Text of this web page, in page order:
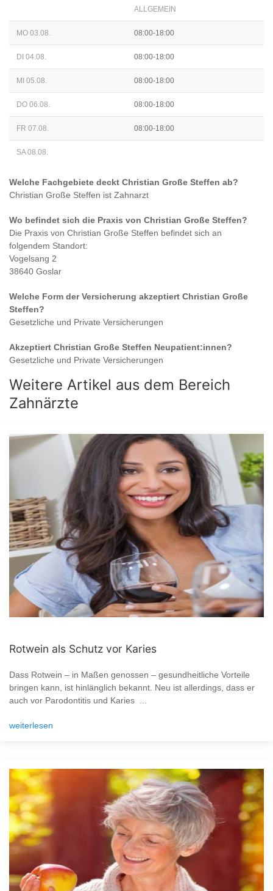
ALLGEMEIN
MO 03.08. 08:00-18:00
DI 04.08. 08:00-18:00
MI 05.08. 08:00-18:00
DO 06.08. 08:00-18:00
FR 07.08. 08:00-18:00
SA 08.08.
Welche Fachgebiete deckt Christian Große Steffen ab?
Christian Große Steffen ist Zahnarzt
Wo befindet sich die Praxis von Christian Große Steffen?
Die Praxis von Christian Große Steffen befindet sich an
folgendem Standort:
Vogelsang 2
38640 Goslar
Welche Form der Versicherung akzeptiert Christian Große
Steffen?
Gesetzliche und Private Versicherungen
Akzeptiert Christian Große Steffen Neupatient:innen?
Gesetzliche und Private Versicherungen
Weitere Artikel aus dem Bereich
Zahnärzte
Rotwein als Schutz vor Karies
Dass Rotwein – in Maßen genossen – gesundheitliche Vorteile
bringen kann, ist hinlänglich bekannt. Neu ist allerdings, dass er
auch vor Parodontitis und Karies ...
weiterlesen